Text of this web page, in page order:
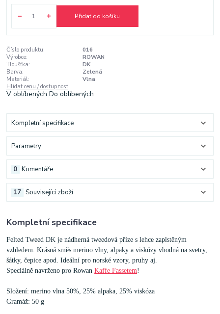
Přidat do košíku
Číslo produktu:
016
Výrobce:
ROWAN
Tloušťka:
DK
Barva:
Zelená
Materiál:
Vlna
Hlídat cenu / dostupnost
V oblíbenýchDo oblíbených
Kompletní specifikace
Parametry
Komentáře
0
Související zboží
17
Kompletní specifikace
Felted Tweed DK je nádherná tweedová příze s lehce zaplstěným
vzhledem. Krásná směs merino vlny, alpaky a viskózy vhodná na svetry,
šátky, čepice apod. Ideální pro norské vzory, pruhy aj.
Speciálně navrženo pro RowanKaffe Fassetem!
Složení: merino vlna 50%, 25% alpaka, 25% viskóza
Gramáž: 50 g